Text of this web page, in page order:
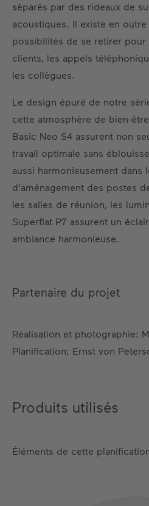
séparés par des rideaux de
acoustiques. Il existe en
possibilités de se retirer pour
clients, les appels
les collègues.
Le design épuré de notre
cette atmosphère de bien-
Basic Neo S4 assurent non
travail optimale sans
aussi harmonieusement dans
d'aménagement des postes
les salles de réunion, les
Superflat P7 assurent un
ambiance harmonieuse.
Partenaire du projet
Réalisation et photographie:
Planification: Ernst von
Produits utilisés
Éléments de cette